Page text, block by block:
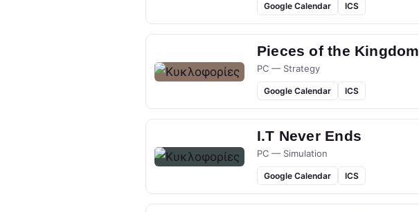
Google Calendar ICS
Pieces of the Kingdom
PC — Strategy
Google Calendar ICS
I.T Never Ends
PC — Simulation
Google Calendar ICS